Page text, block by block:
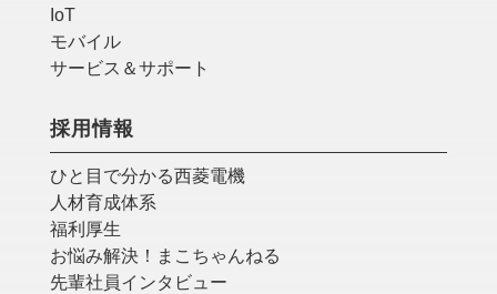
IoT
モバイル
サービス＆サポート
採用情報
ひと目で分かる西菱電機
人材育成体系
福利厚生
お悩み解決！まこちゃんねる
先輩社員インタビュー